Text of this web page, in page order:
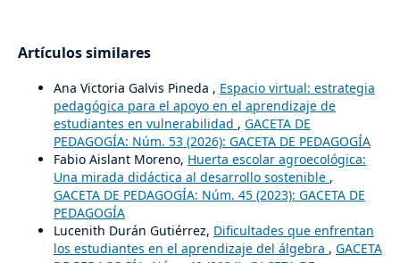
Artículos similares
Ana Victoria Galvis Pineda , Espacio virtual: estrategia
pedagógica para el apoyo en el aprendizaje de
estudiantes en vulnerabilidad , GACETA DE
PEDAGOGÍA: Núm. 53 (2026): GACETA DE PEDAGOGÍA
Fabio Aislant Moreno, Huerta escolar agroecológica:
Una mirada didáctica al desarrollo sostenible ,
GACETA DE PEDAGOGÍA: Núm. 45 (2023): GACETA DE
PEDAGOGÍA
Lucenith Durán Gutiérrez, Dificultades que enfrentan
los estudiantes en el aprendizaje del álgebra , GACETA